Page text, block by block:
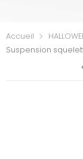
Accueil
Suspension